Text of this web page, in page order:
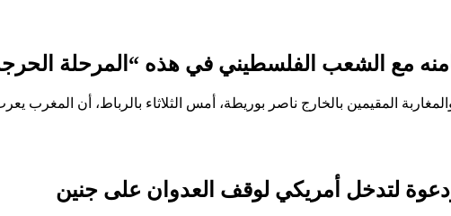
مع الشعب الفلسطيني في هذه “المرحلة
المقيمين بالخارج ناصر بوريطة، أمس الثلاثاء بالرباط، أن المغرب
لتدخل أمريكي لوقف العدوان على جنين